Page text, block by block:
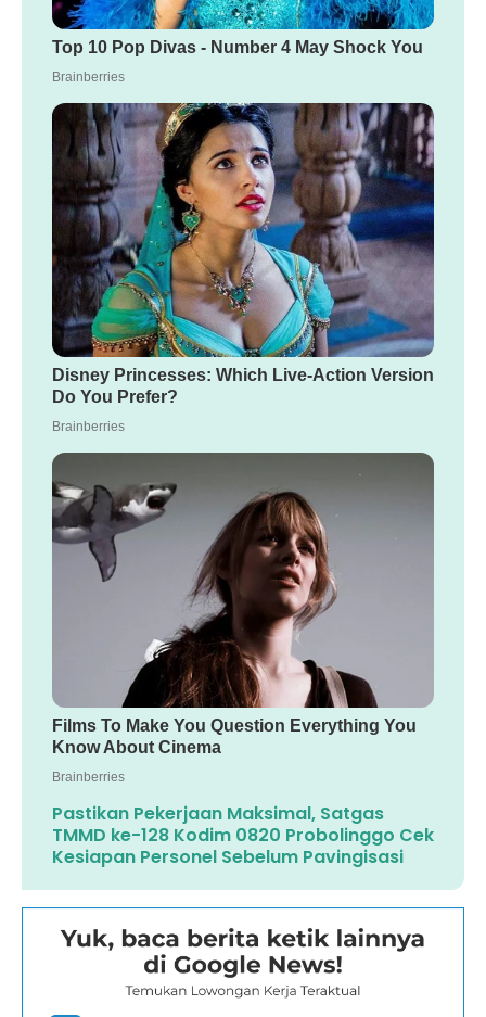
Pastikan Pekerjaan Maksimal, Satgas
TMMD ke-128 Kodim 0820 Probolinggo Cek
Kesiapan Personel Sebelum Pavingisasi